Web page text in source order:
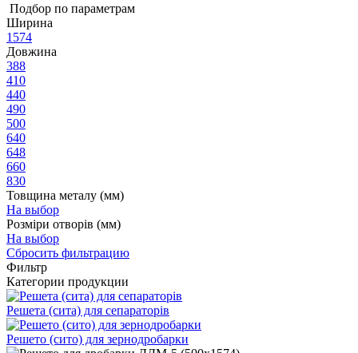
Подбор по параметрам
Ширина
1574
Довжина
388
410
440
490
500
640
648
660
830
Товщина металу (мм)
На выбор
Розміри отворів (мм)
На выбор
Сбросить фильтрацию
Фильтр
Категории продукции
Решета (сита) для сепараторів
Решето (сито) для зернодробарки